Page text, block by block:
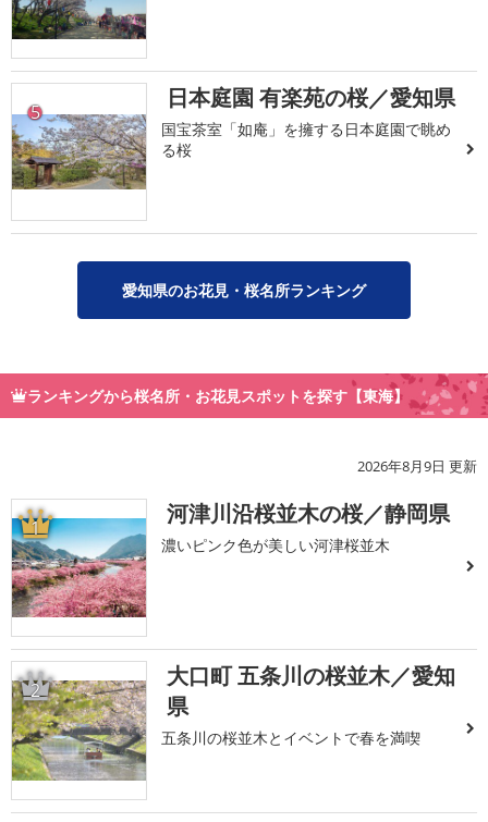
5 日本庭園 有楽苑の桜／愛知県
国宝茶室「如庵」を擁する日本庭園で眺め
る桜
愛知県のお花見・桜名所ランキング
ランキングから桜名所・お花見スポットを探す【東海】
2026年8月9日 更新
1 河津川沿桜並木の桜／静岡県
濃いピンク色が美しい河津桜並木
2
大口町 五条川の桜並木／愛知
県
五条川の桜並木とイベントで春を満喫